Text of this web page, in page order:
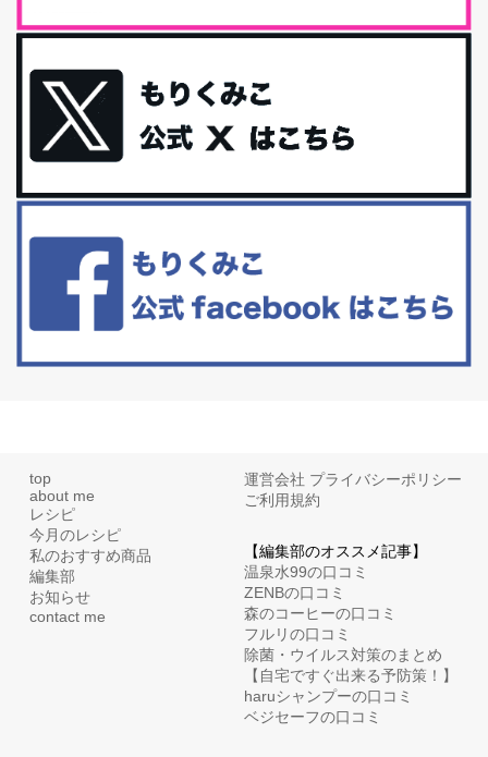
最近お風呂上がりの炭酸水をシリカシリカにしているんだけど確か
に髪と爪が丈夫になった気がする。炭酸...
体に優しい、私のふるさと納税５選。
今回は、最近毎回定期的に購入している「楽天ふるさと納税」の返
礼品トップ５を紹介します。今までいろ...
更年期を穏やかに乗りきるために今できる５つのこと。
といった更年期症状はまだ...
top
about me
レシピ
今月のレシピ
私のおすすめ商品
編集部
お知らせ
contact me
運営会社 プライバシーポリシー
ご利用規約
【編集部のオススメ記事】
温泉水99の口コミ
ZENBの口コミ
森のコーヒーの口コミ
フルリの口コミ
除菌・ウイルス対策のまとめ
【自宅ですぐ出来る予防策！】
haruシャンプーの口コミ
ベジセーフの口コミ